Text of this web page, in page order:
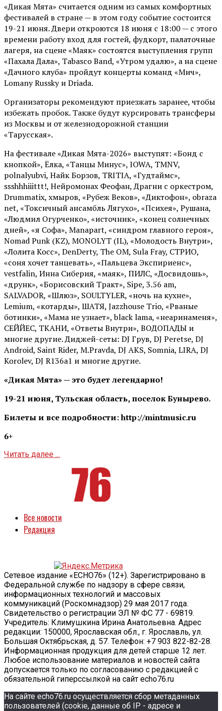
«Дикая Мята» считается одним из самых комфортных
фестивалей в стране — в этом году событие состоится
19-21 июня. Двери откроются 18 июня с 18:00 — с этого
времени работу вход для гостей, фудкорт, палаточные
лагеря, на сцене «Маяк» состоятся выступления групп
«Пахала Дала», Tabasco Band, «Утром удалю», а на сцене
«Дачного клуба» пройдут концерты команд «Мич»,
Lomany Russky и Driada.
Организаторы рекомендуют приезжать заранее, чтобы
избежать пробок. Также будут курсировать трансферы
из Москвы и от железнодорожной станции
«Тарусская».
На фестивале «Дикая Мята-2026» выступят: «Бонд с
кнопкой», Ёлка, «Танцы Минус», IOWA, TMNV,
polnalyubvi, Найк Борзов, TRITIA, «Гудтаймс»,
ssshhhiiittt!, Нейромонах Феофан, Драгни с оркестром,
Drummatix, хмыров, «Рубеж Веков», «Диктофон», obraza
net, «Токсичный ансамбль Лягухо», «Психея», Рушана,
«Людмил Огурченко», «источник», «конец солнечных
дней», «я Софа», Manapart, «синдром главного героя»,
Nomad Punk (KZ), MONOLYT (IL), «Молодость Внутри»,
«Лолита Косс», DenDerty, The OM, Sula Fray, СТРИО,
«соня хочет танцевать», «Пальцева Экспириенс»,
vestfalin, Инна Сиберия, «маяк», ПИЛС, «Досвидошь»,
«друнк», «Борисовский Тракт», Sipe, 3.56 am,
SALVADOR, «Шлюз», SOULTYLER, «ночь на кухне»,
Lemium, «котарды», ШАТЯ, Jazzhouse Trio, «Рваные
ботинки», «Мама не узнает», black lama, «неаринаменя»,
СЕЙЙЕС, ТКАНИ, «Ответы Внутри», ВОДОПАДЫ и
многие другие. Диджей-сеты: DJ Грув, DJ Peretse, DJ
Android, Saint Rider, М.Pravda, DJ AKS, Somnia, LIRA, DJ
Korolev, DJ R136a1 и многие другие.
«Дикая Мята» — это будет легендарно!
19-21 июня, Тульская область, поселок Бунырево.
Билеты и все подробности: http://mintmusic.ru
6+
Читать далее ...
Все новости
Редакция
Сетевое издание «ECHO76» (12+). Зарегистрировано в
Федеральной службе по надзору в сфере связи,
информационных технологий и массовых
коммуникаций (Роскомнадзор) 29 мая 2017 года.
Свидетельство о регистрации ЭЛ № ФС 77 - 69819.
Учредитель: Климушкина Ирина Анатольевна. Адрес
редакции: 150000, Ярославская обл., г. Ярославль, ул.
Большая Октябрьская, д. 57. Телефон: +7 903 822-82-28.
Информационная продукция для детей старше 12 лет.
Любое использование материалов и новостей сайта
допускается только по согласованию с редакцией с
обязательной гиперссылкой на сайт echo76.ru
На сайте echo76.ru осуществляется сбор метаданных
пользователей (cookie, данные об IP - адресе и